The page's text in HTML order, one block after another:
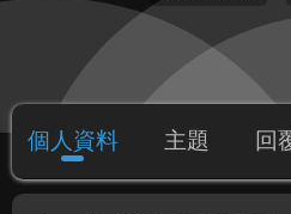
個人資料 主題 回